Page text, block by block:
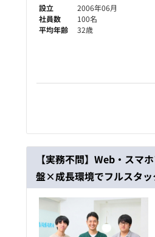
設立
2006年06月
社員数
100名
平均年齢
32歳
【実務不問】Web・スマ
盤×成長環境でフルスタッ